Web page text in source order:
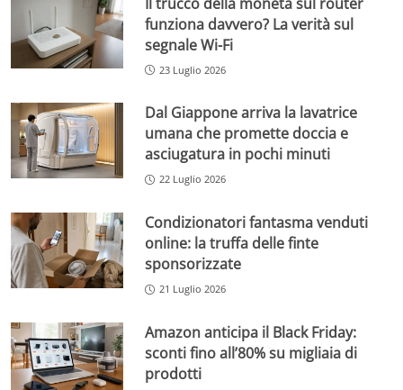
funziona davvero? La verità sul
segnale Wi-Fi
23 Luglio 2026
Dal Giappone arriva la lavatrice
umana che promette doccia e
asciugatura in pochi minuti
22 Luglio 2026
Condizionatori fantasma venduti
online: la truffa delle finte
sponsorizzate
21 Luglio 2026
Amazon anticipa il Black Friday:
sconti fino all’80% su migliaia di
prodotti